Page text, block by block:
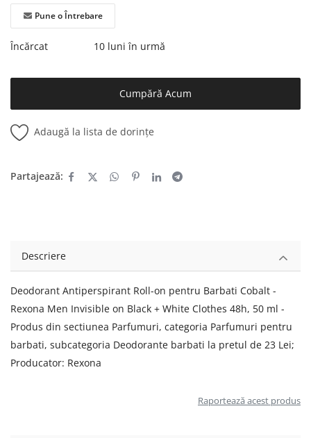
Pune o Întrebare
Încărcat 10 luni în urmă
Cumpără Acum
Adaugă la lista de dorințe
Partajează:
Descriere
Deodorant Antiperspirant Roll-on pentru Barbati Cobalt -
Rexona Men Invisible on Black + White Clothes 48h, 50 ml -
Produs din sectiunea Parfumuri, categoria Parfumuri pentru
barbati, subcategoria Deodorante barbati la pretul de 23 Lei;
Producator: Rexona
Raportează acest produs